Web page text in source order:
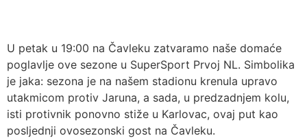
U petak u 19:00 na Čavleku zatvaramo naše domaće
poglavlje ove sezone u SuperSport Prvoj NL. Simbolika
je jaka: sezona je na našem stadionu krenula upravo
utakmicom protiv Jaruna, a sada, u predzadnjem kolu,
isti protivnik ponovno stiže u Karlovac, ovaj put kao
posljednji ovosezonski gost na Čavleku.